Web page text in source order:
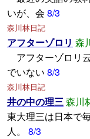
いが、会 8/3
森川林日記
アフターゾロリ 森
アフターゾロリ
でいない 8/3
森川林日記
井の中の理三森川
東大理三は日本で
人。 8/3